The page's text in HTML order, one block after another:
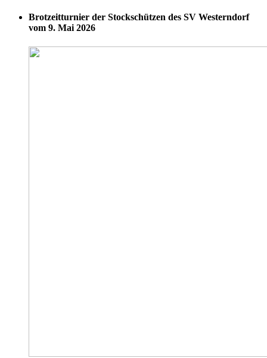
Brotzeitturnier der Stockschützen des SV Westerndorf
vom 9. Mai 2026